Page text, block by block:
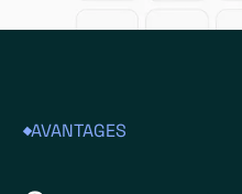
AVANTAGES